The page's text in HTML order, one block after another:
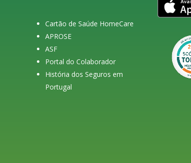
Cartão de Saúde HomeCare
APROSE
ASF
Portal do Colaborador
História dos Seguros em
Portugal